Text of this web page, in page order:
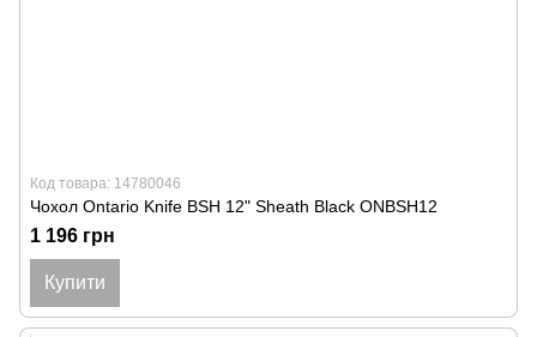
Код товара: 14780046
Чохол Ontario Knife BSH 12" Sheath Black ONBSH12
1 196 грн
Купити